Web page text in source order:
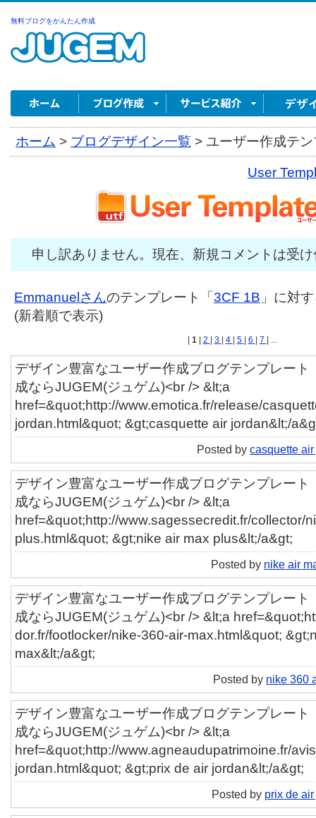
無料ブログをかんたん作成
ホーム > ブログデザイン一覧 > ユーザー作成テ
User
申し訳ありません。現在、新規コメントは受
Emmanuelさんのテンプレート「 3CF 1B 」に対
(新着順で表示)
1 2 3 4 5 6 7 | ...
デザイン豊富なユーザー作成ブログテンプレート
成ならJUGEM(ジュゲム)<br /> &lt;a
href=&quot;http://www.emotica.fr/release/
jordan.html&quot; &gt;casquette air jordan&lt;/
Posted by casquette
デザイン豊富なユーザー作成ブログテンプレート
成ならJUGEM(ジュゲム)<br /> &lt;a
href=&quot;http://www.sagessecredit.fr/collector/
plus.html&quot; &gt;nike air max plus&lt;/a&gt;
Posted by nike air
デザイン豊富なユーザー作成ブログテンプレート
成ならJUGEM(ジュゲム)<br /> &lt;a
dor.fr/footlocker/nike-360-air-max.html&quot;
max&lt;/a&gt;
Posted by nike 360
デザイン豊富なユーザー作成ブログテンプレート
成ならJUGEM(ジュゲム)<br /> &lt;a
href=&quot;http://www.agneaudupatrimoine.fr/
jordan.html&quot; &gt;prix de air jordan&lt;/a&gt;
Posted by prix de